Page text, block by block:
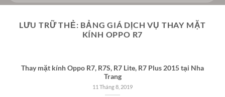
LƯU TRỮ THẺ: BẢNG GIÁ DỊCH VỤ THAY MẶT
KÍNH OPPO R7
Thay mặt kính Oppo R7, R7S, R7 Lite, R7 Plus 2015 tại Nha
Trang
11 Tháng 8, 2019